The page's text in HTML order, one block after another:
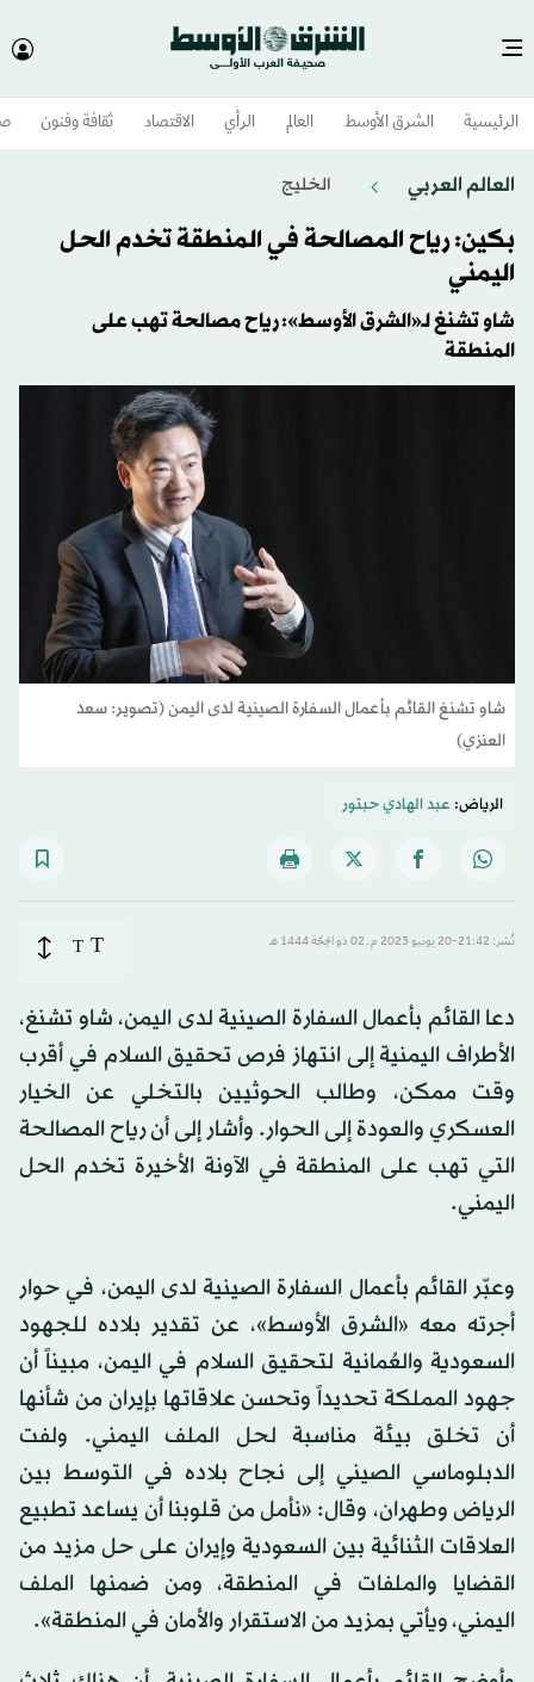
الرئيسية الشرق الأوسط​ العالم الرأي الاقتصاد ثقافة وفنون
العالم العربي الخليج
بكين: رياح المصالحة في المنطقة تخدم الحل
اليمني
شاو تشنغ لـ«الشرق الأوسط»: رياح مصالحة تهب على
المنطقة
شاو تشنغ القائم بأعمال السفارة الصينية لدى اليمن (تصوير: سعد
العنزي)
الرياض: عبد الهادي حبتور
نُشر: 21:42-20 يونيو 2023 م ـ 02 ذو الحِجّة 1444 هـ T
T
دعا القائم بأعمال السفارة الصينية لدى اليمن، شاو تشنغ،
الأطراف اليمنية إلى انتهاز فرص تحقيق السلام في أقرب
وقت ممكن، وطالب الحوثيين بالتخلي عن الخيار
العسكري والعودة إلى الحوار. وأشار إلى أن رياح المصالحة
التي تهب على المنطقة في الآونة الأخيرة تخدم الحل
اليمني.
وعبّر القائم بأعمال السفارة الصينية لدى اليمن، في حوار
أجرته معه «الشرق الأوسط»، عن تقدير بلاده للجهود
السعودية والعُمانية لتحقيق السلام في اليمن، مبيناً أن
جهود المملكة تحديداً وتحسن علاقاتها بإيران من شأنها
أن تخلق بيئة مناسبة لحل الملف اليمني. ولفت
الدبلوماسي الصيني إلى نجاح بلاده في التوسط بين
الرياض وطهران، وقال: «نأمل من قلوبنا أن يساعد تطبيع
العلاقات الثنائية بين السعودية وإيران على حل مزيد من
القضايا والملفات في المنطقة، ومن ضمنها الملف
اليمني، ويأتي بمزيد من الاستقرار والأمان في المنطقة».